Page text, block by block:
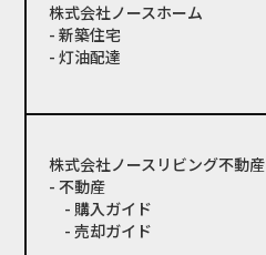
株式会社ノースホーム
- 新築住宅
- 灯油配達
株式会社ノースリビング不動産
- 不動産
- 購入ガイド
- 売却ガイド